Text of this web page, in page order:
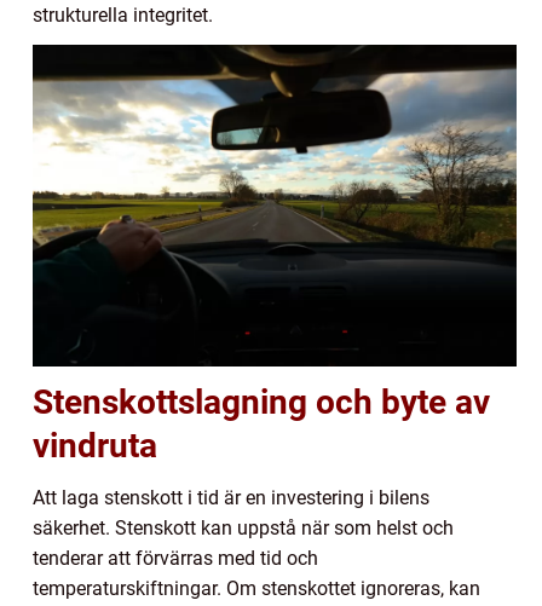
strukturella integritet.
Stenskottslagning och byte av
vindruta
Att laga stenskott i tid är en investering i bilens
säkerhet. Stenskott kan uppstå när som helst och
tenderar att förvärras med tid och
temperaturskiftningar. Om stenskottet ignoreras, kan